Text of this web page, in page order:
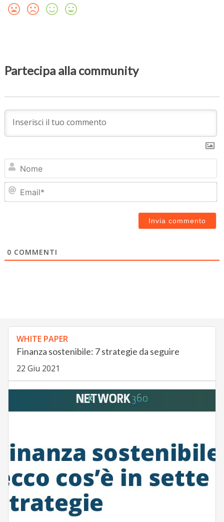
Partecipa alla community
0 COMMENTI
WHITE PAPER
Finanza sostenibile: 7 strategie da seguire
22 Giu 2021